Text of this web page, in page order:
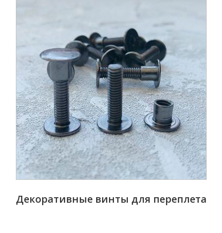
Декоративные винты для переплета